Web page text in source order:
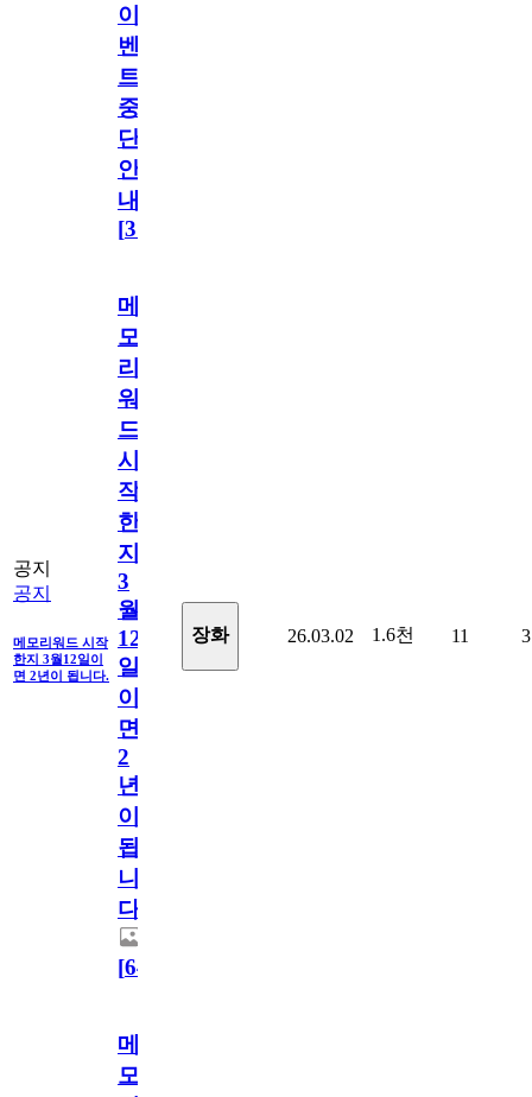
이
벤
트
중
단
안
내
[31
공지
공지
메모리워드 시작
한지 3월12일이
면 2년이 됩니다.
메
모
리
워
드
시
작
한
지
3
월
12
일
이
면
2
년
이
됩
니
다.
[64
장화 26.03.02 1.6천 11 3
메
모